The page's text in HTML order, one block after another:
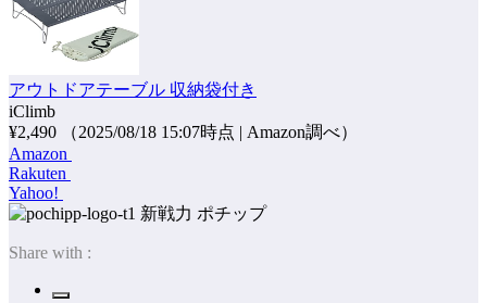
アウトドアテーブル 収納袋付き
iClimb
¥2,490
（2025/08/18 15:07時点 | Amazon調べ）
Amazon
Rakuten
Yahoo!
ポチップ
Share with :